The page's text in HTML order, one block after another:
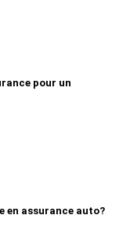
pour un
en assurance auto?